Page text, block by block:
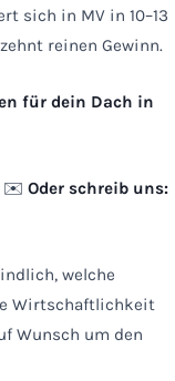
sich in MV in 10–13
reinen Gewinn.
für dein Dach in
✉️ Oder schreib uns:
welche
Wirtschaftlichkeit
Wunsch um den